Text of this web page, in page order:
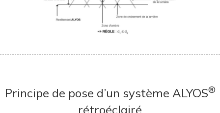
Principe de pose d’un système ALYOS®
rétroéclairé